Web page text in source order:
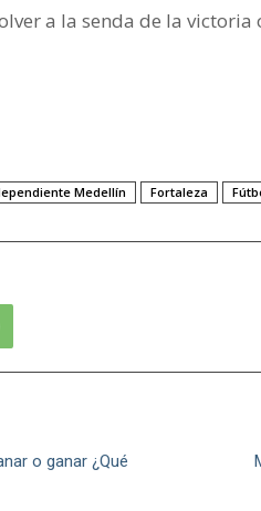
a la senda de la
Medellín Fortaleza
o ganar ¿Qué